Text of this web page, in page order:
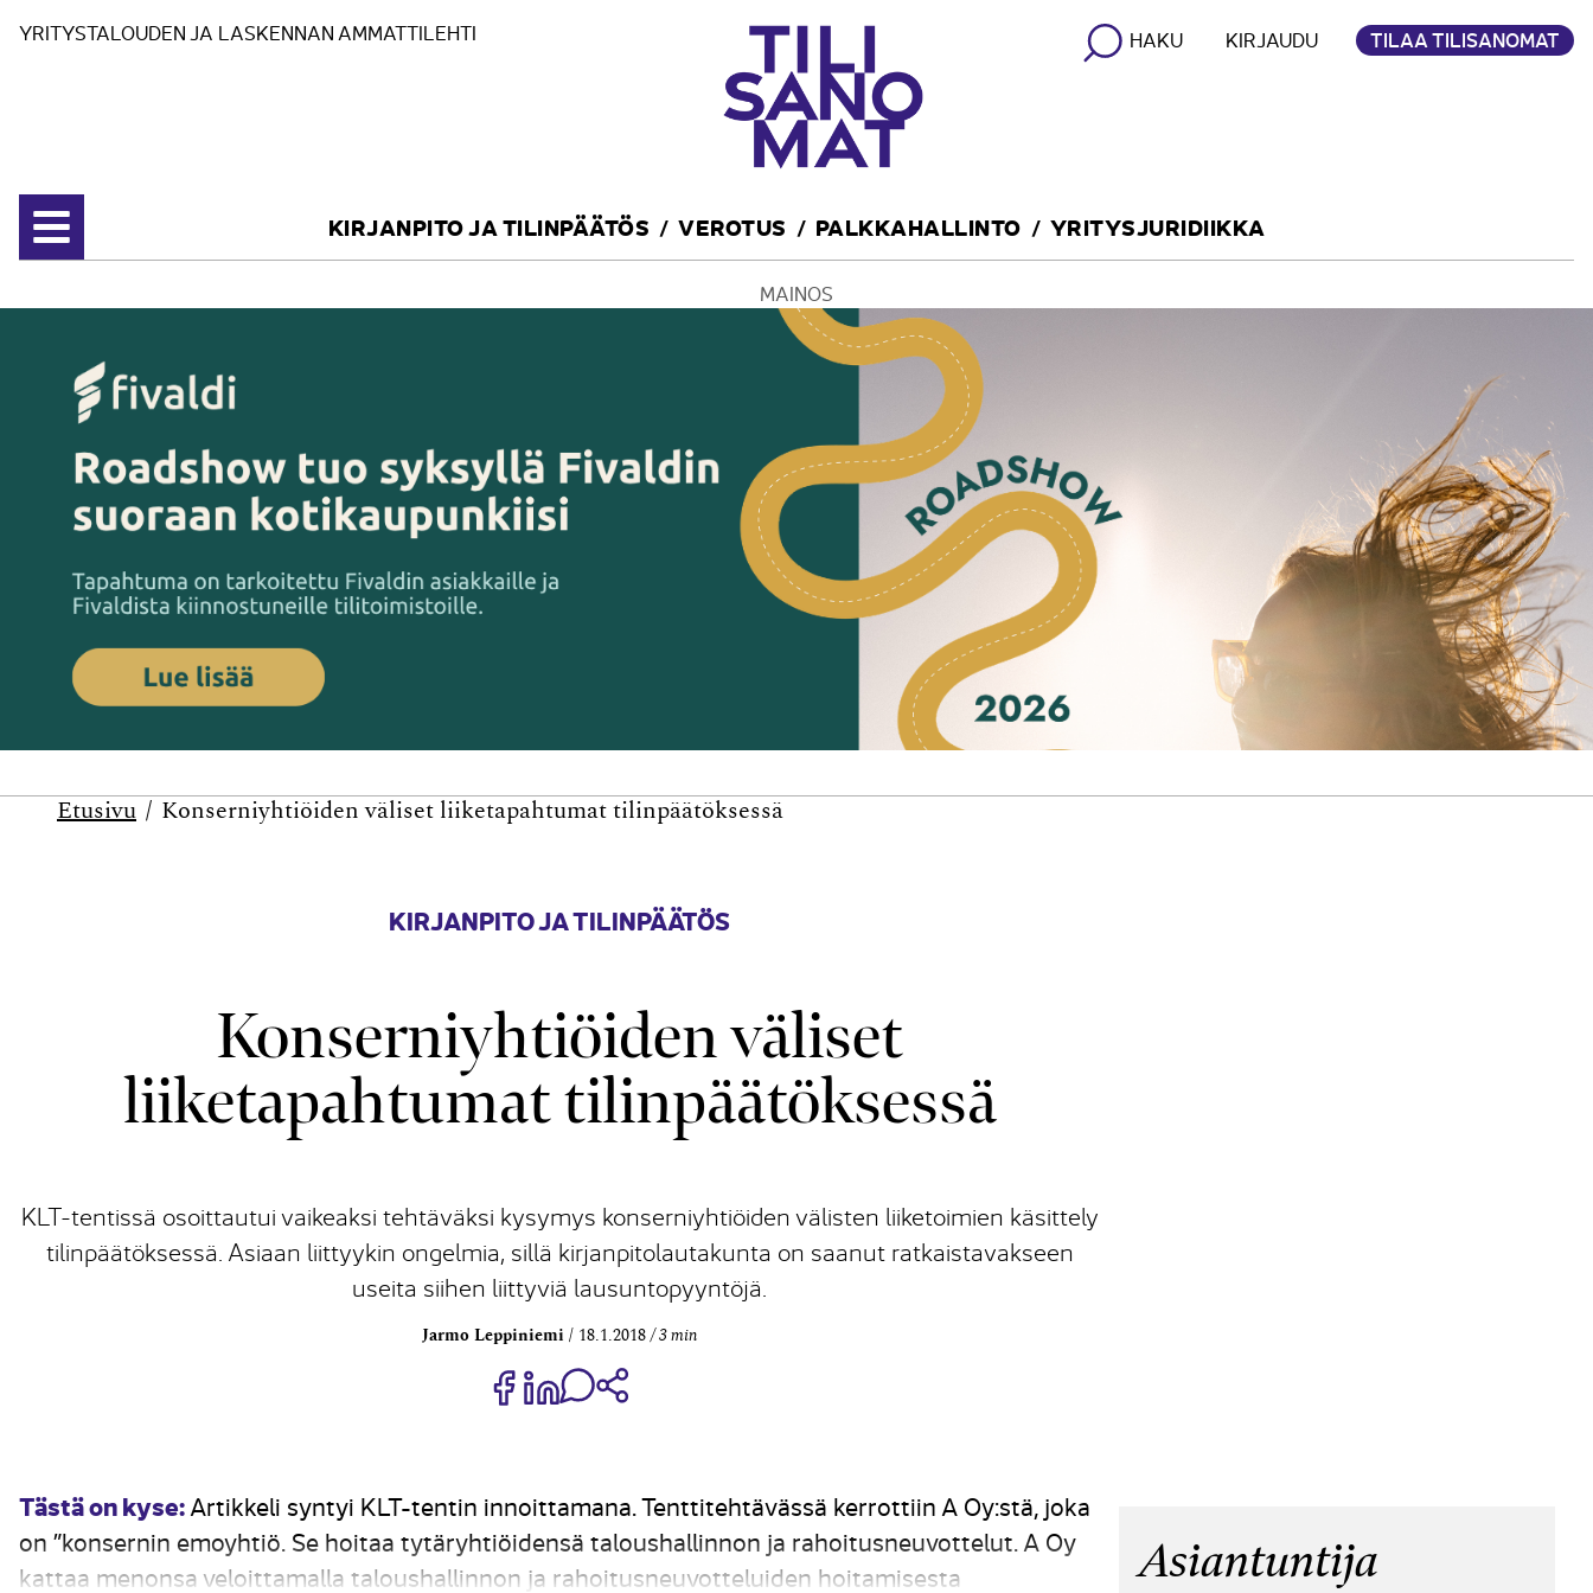
YRITYSTALOUDEN JA LASKENNAN AMMATTILEHTI HAKU KIRJAUDU TILAA TILISANOMAT
Avaa valikko
KIRJANPITO JA TILINPÄÄTÖS VEROTUS PALKKAHALLINTO YRITYSJURIDIIKKA
MAINOS
Etusivu Konserniyhtiöiden väliset liiketapahtumat tilinpäätöksessä
KIRJANPITO JA TILINPÄÄTÖS
Konserniyhtiöiden väliset
liiketapahtumat tilinpäätöksessä
KLT-tentissä osoittautui vaikeaksi tehtäväksi kysymys konserniyhtiöiden välisten liiketoimien käsittely
tilinpäätöksessä. Asiaan liittyykin ongelmia, sillä kirjanpitolautakunta on saanut ratkaistavakseen
useita siihen liittyviä lausuntopyyntöjä.
Jarmo Leppiniemi 18.1.2018 3 min
Jaa Share on Facebook
Jaa Share on LinkedIn
Jaa WhatsApp-viestinä
Tästä on kyse:Artikkeli syntyi KLT-tentin innoittamana. Tenttitehtävässä kerrottiin A Oy:stä, joka
on ”konsernin emoyhtiö. Se hoitaa tytäryhtiöidensä taloushallinnon ja rahoitusneuvottelut. A Oy
kattaa menonsa veloittamalla taloushallinnon ja rahoitusneuvotteluiden hoitamisesta
Asiantuntija